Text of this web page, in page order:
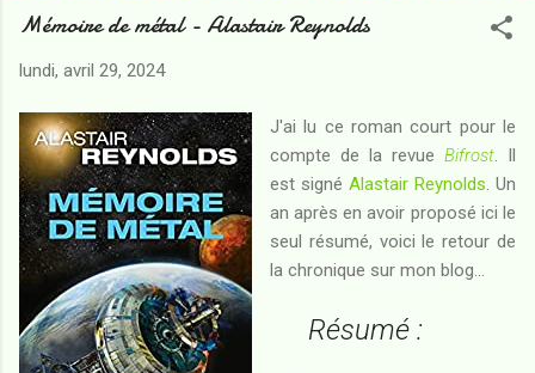
Mémoire de métal - Alastair Reynolds
lundi, avril 29, 2024
J'ai lu ce roman court pour le
compte de la revue Bifrost . Il
est signé Alastair Reynolds . Un
an après en avoir proposé ici le
seul résumé, voici le retour de
la chronique sur mon blog...
Résumé :